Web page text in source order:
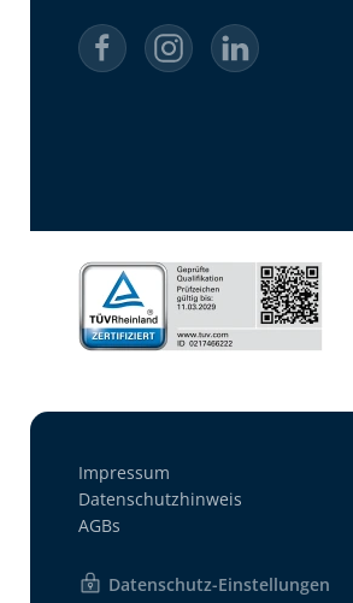
Impressum
Datenschutzhinweis
AGBs
Datenschutz-Einstellungen